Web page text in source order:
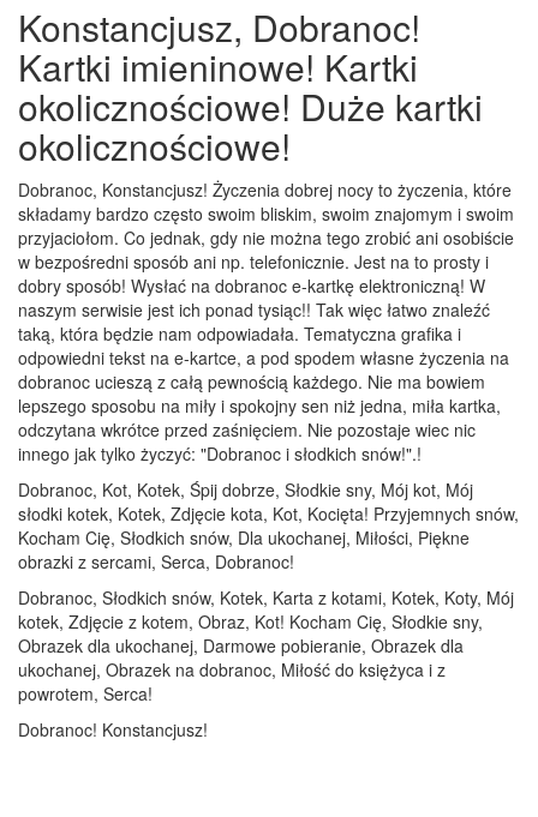
Konstancjusz, Dobranoc!
Kartki imieninowe! Kartki
okolicznościowe! Duże kartki
okolicznościowe!
Dobranoc, Konstancjusz! Życzenia dobrej nocy to życzenia, które
składamy bardzo często swoim bliskim, swoim znajomym i swoim
przyjaciołom. Co jednak, gdy nie można tego zrobić ani osobiście
w bezpośredni sposób ani np. telefonicznie. Jest na to prosty i
dobry sposób! Wysłać na dobranoc e-kartkę elektroniczną! W
naszym serwisie jest ich ponad tysiąc!! Tak więc łatwo znaleźć
taką, która będzie nam odpowiadała. Tematyczna grafika i
odpowiedni tekst na e-kartce, a pod spodem własne życzenia na
dobranoc ucieszą z całą pewnością każdego. Nie ma bowiem
lepszego sposobu na miły i spokojny sen niż jedna, miła kartka,
odczytana wkrótce przed zaśnięciem. Nie pozostaje wiec nic
innego jak tylko życzyć: "Dobranoc i słodkich snów!".!
Dobranoc, Kot, Kotek, Śpij dobrze, Słodkie sny, Mój kot, Mój
słodki kotek, Kotek, Zdjęcie kota, Kot, Kocięta! Przyjemnych snów,
Kocham Cię, Słodkich snów, Dla ukochanej, Miłości, Piękne
obrazki z sercami, Serca, Dobranoc!
Dobranoc, Słodkich snów, Kotek, Karta z kotami, Kotek, Koty, Mój
kotek, Zdjęcie z kotem, Obraz, Kot! Kocham Cię, Słodkie sny,
Obrazek dla ukochanej, Darmowe pobieranie, Obrazek dla
ukochanej, Obrazek na dobranoc, Miłość do księżyca i z
powrotem, Serca!
Dobranoc! Konstancjusz!